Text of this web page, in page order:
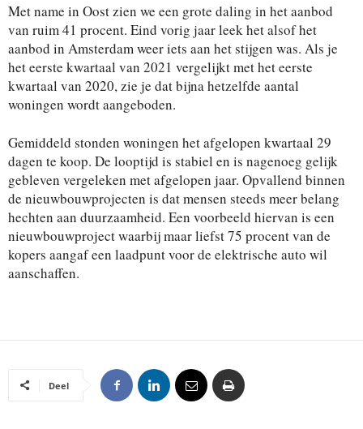
Met name in Oost zien we een grote daling in het aanbod
van ruim 41 procent. Eind vorig jaar leek het alsof het
aanbod in Amsterdam weer iets aan het stijgen was. Als je
het eerste kwartaal van 2021 vergelijkt met het eerste
kwartaal van 2020, zie je dat bijna hetzelfde aantal
woningen wordt aangeboden.
Gemiddeld stonden woningen het afgelopen kwartaal 29
dagen te koop. De looptijd is stabiel en is nagenoeg gelijk
gebleven vergeleken met afgelopen jaar. Opvallend binnen
de nieuwbouwprojecten is dat mensen steeds meer belang
hechten aan duurzaamheid. Een voorbeeld hiervan is een
nieuwbouwproject waarbij maar liefst 75 procent van de
kopers aangaf een laadpunt voor de elektrische auto wil
aanschaffen.
Deel